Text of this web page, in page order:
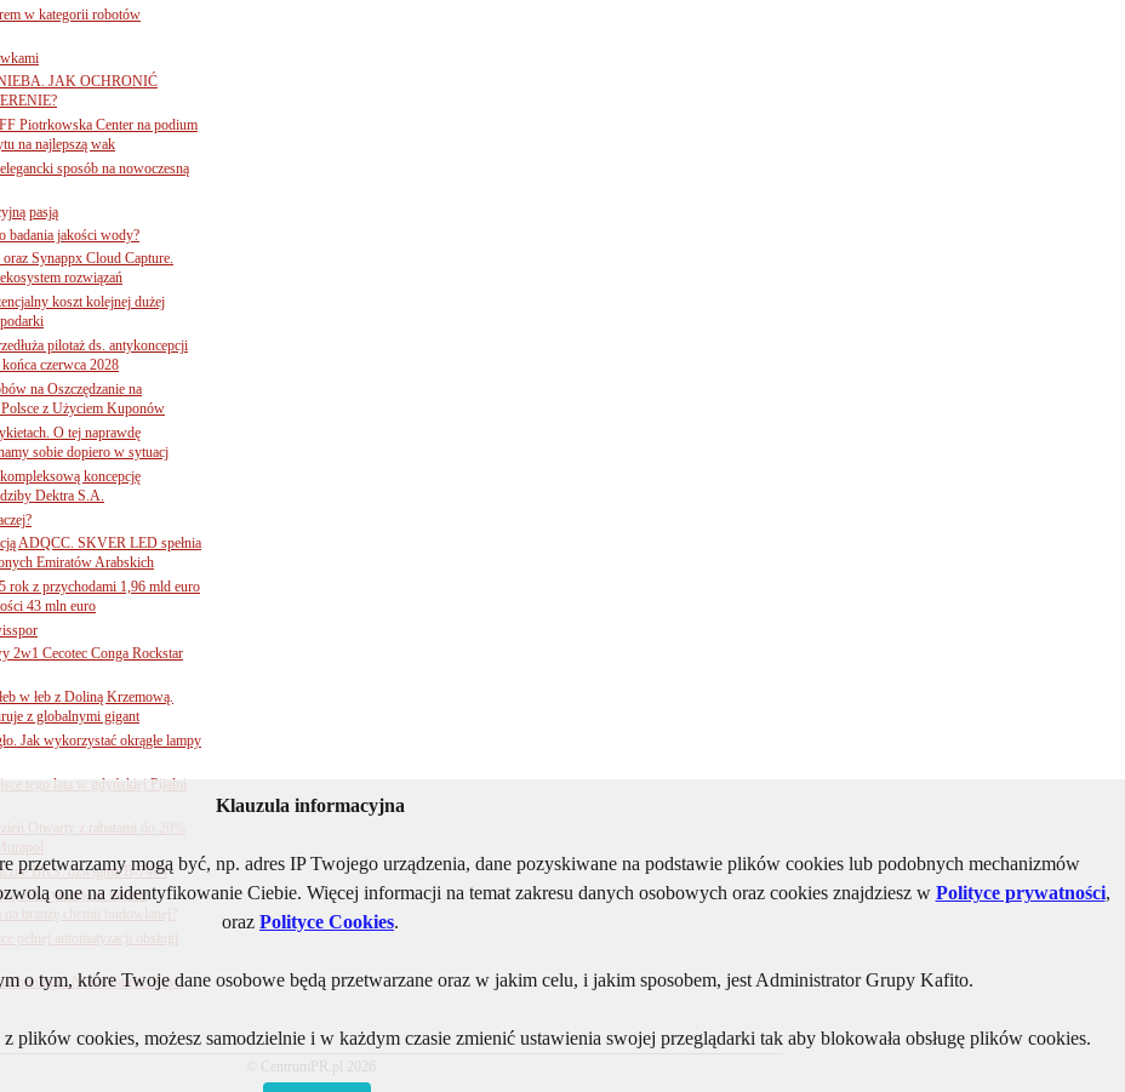
w kategorii robotów
JAK OCHRONIĆ
Piotrkowska Center na podium
na najlepszą wak
sposób na nowoczesną
pasją
badania jakości wody?
Synappx Cloud Capture.
rozwiązań
koszt kolejnej dużej
pilotaż ds. antykoncepcji
czerwca 2028
na Oszczędzanie na
z Użyciem Kuponów
O tej naprawdę
sobie dopiero w sytuacj
koncepcję
Dektra S.A.
ADQCC. SKVER LED spełnia
Emiratów Arabskich
rok z przychodami 1,96 mld euro
43 mln euro
2w1 Cecotec Conga Rockstar
w łeb z Doliną Krzemową.
z globalnymi gigant
Jak wykorzystać okrągłe lampy
tego lata w gdyńskiej Pijalni
Otwarty z rabatami do 20%
BKS: dźwignia B-7404
Jak sytuacja w rejonie
branżę chemii budowlanej?
pełnej automatyzacji obsługi
Nowe baterie Kay i
© CentrumPR.pl 2026
Klauzula informacyjna
przetwarzamy mogą być, np. adres IP Twojego urządzenia, dane pozyskiwane na podstawie plików cookies lub podobnych mechanizmów
one na zidentyfikowanie Ciebie. Więcej informacji na temat zakresu danych osobowych oraz cookies znajdziesz w Polityce prywatności,
oraz Polityce Cookies.
o tym, które Twoje dane osobowe będą przetwarzane oraz w jakim celu, i jakim sposobem, jest Administrator Grupy Kafito.
plików cookies, możesz samodzielnie i w każdym czasie zmienić ustawienia swojej przeglądarki tak aby blokowała obsługę plików cookies.